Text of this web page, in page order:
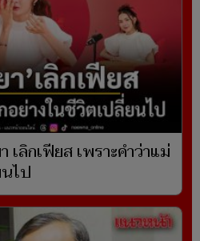
เลิกเฟียส เพราะคำว่าแม่
ไป